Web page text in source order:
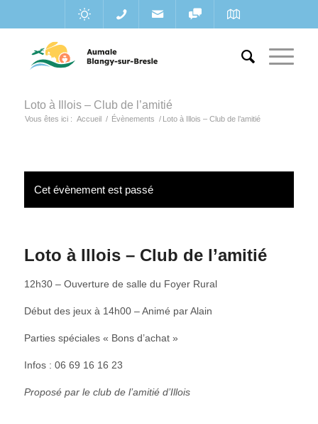
Loto à Illois – Club de l’amitié
Vous êtes ici : Accueil / Évènements / Loto à Illois – Club de l’amitié
Cet évènement est passé
Loto à Illois – Club de l’amitié
12h30 – Ouverture de salle du Foyer Rural
Début des jeux à 14h00 – Animé par Alain
Parties spéciales « Bons d’achat »
Infos : 06 69 16 16 23
Proposé par le club de l’amitié d’Illois